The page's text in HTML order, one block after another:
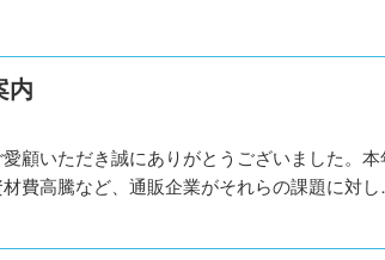
内
顧いただき誠にありがとうございました。本
費高騰など、通販企業がそれらの課題に対